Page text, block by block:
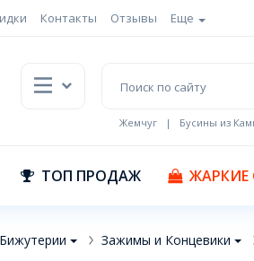
Контакты Отзывы Еще
Жемчуг | Бусины из
ТОП ПРОДАЖ ЖАРКИЕ
Зажимы и Концевики